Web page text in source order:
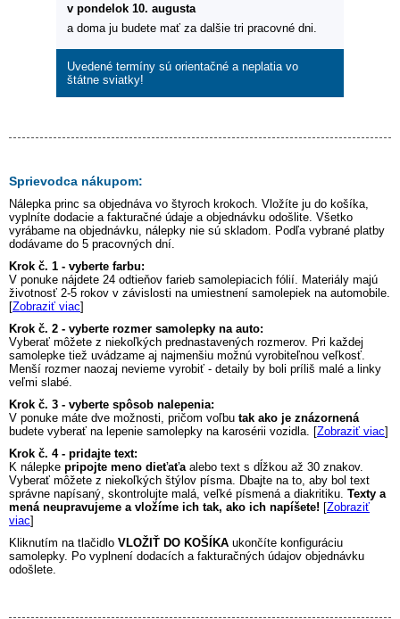
v pondelok 10. augusta
a doma ju budete mať za dalšie tri pracovné dni.
Uvedené termíny sú orientačné a neplatia vo
štátne sviatky!
Sprievodca nákupom:
Nálepka princ sa objednáva vo štyroch krokoch. Vložíte ju do košíka,
vyplníte dodacie a fakturačné údaje a objednávku odošlite. Všetko
vyrábame na objednávku, nálepky nie sú skladom. Podľa vybrané platby
dodávame do 5 pracovných dní.
Krok č. 1 - vyberte farbu:
V ponuke nájdete 24 odtieňov farieb samolepiacich fólií. Materiály majú
životnosť 2-5 rokov v závislosti na umiestnení samolepiek na automobile.
[Zobraziť viac]
Krok č. 2 - vyberte rozmer samolepky na auto:
Vyberať môžete z niekoľkých prednastavených rozmerov. Pri každej
samolepke tiež uvádzame aj najmenšiu možnú vyrobiteľnou veľkosť.
Menší rozmer naozaj nevieme vyrobiť - detaily by boli príliš malé a linky
veľmi slabé.
Krok č. 3 - vyberte spôsob nalepenia:
V ponuke máte dve možnosti, pričom voľbu tak ako je znázornená
budete vyberať na lepenie samolepky na karosérii vozidla. [Zobraziť viac]
Krok č. 4 - pridajte text:
K nálepke pripojte meno dieťaťaalebo text s dĺžkou až 30 znakov.
Vyberať môžete z niekoľkých štýlov písma. Dbajte na to, aby bol text
správne napísaný, skontrolujte malá, veľké písmená a diakritiku. Texty a
mená neupravujeme a vložíme ich tak, ako ich napíšete! [Zobraziť
viac]
Kliknutím na tlačidlo VLOŽIŤ DO KOŠÍKA ukončíte konfiguráciu
samolepky. Po vyplnení dodacích a fakturačných údajov objednávku
odošlete.